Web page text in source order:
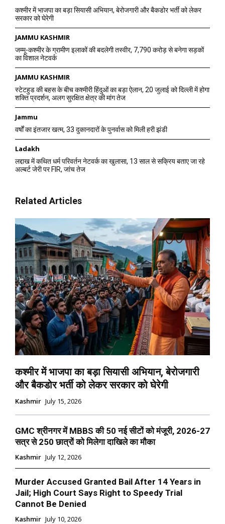
कश्मीर में भाजपा का बड़ा सियासी अभियान, बेरोजगारी और बैकडोर भर्ती को लेकर
सरकार को घेरेगी
JAMMU KASHMIR
जम्मू-कश्मीर के ग्रामीण इलाकों की बदलेगी तस्वीर, 7,790 करोड़ से बनेगा सड़कों
का विशाल नेटवर्क
JAMMU KASHMIR
स्टेटहुड की बहस के बीच कश्मीरी हिंदुओं का बड़ा ऐलान, 20 जुलाई को दिल्ली में होगा
शक्ति प्रदर्शन, अलग सुरक्षित क्षेत्र की मांग तेज
Jammu
वर्षों का इंतजार खत्म, 33 दुकानदारों के पुनर्वास को मिली हरी झंडी
Ladakh
लद्दाख में कथित धर्म परिवर्तन नेटवर्क का खुलासा, 13 साल से सक्रिय बताए जा रहे
अल्बर्ट जेरी पर FIR, जांच तेज
Related Articles
कश्मीर में भाजपा का बड़ा सियासी अभियान, बेरोजगारी
और बैकडोर भर्ती को लेकर सरकार को घेरेगी
Kashmir July 15, 2026
GMC श्रीनगर में MBBS की 50 नई सीटों को मंजूरी, 2026-27
सत्र से 250 छात्रों को मिलेगा दाखिले का मौका
Kashmir July 12, 2026
Murder Accused Granted Bail After 14 Years in
Jail; High Court Says Right to Speedy Trial
Cannot Be Denied
Kashmir July 10, 2026